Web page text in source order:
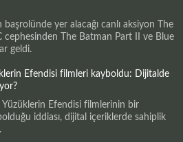
yer alacağı canlı aksiyon The
cephesinden The Batman Part II ve Blue
geldi.
Efendisi filmleri kayboldu: Dijitalde
Yüzüklerin Efendisi filmlerinin bir
iddiası, dijital içeriklerde sahiplik